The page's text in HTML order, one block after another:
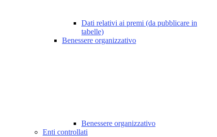
Dati relativi ai premi (da pubblicare in
tabelle)
Benessere organizzativo
Benessere organizzativo
Enti controllati